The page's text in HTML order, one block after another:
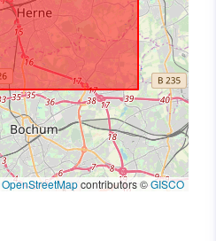
OpenStreetMapcontributors ©GISCO